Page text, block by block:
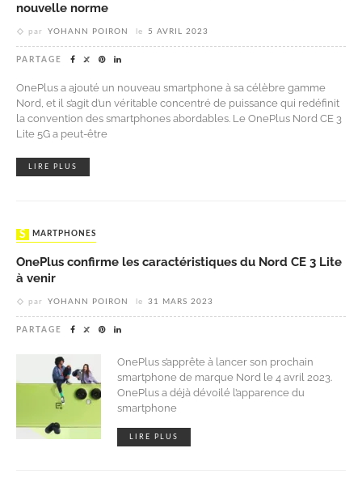
nouvelle norme
par YOHANN POIRON le 5 AVRIL 2023
PARTAGE
OnePlus a ajouté un nouveau smartphone à sa célèbre gamme
Nord, et il s’agit d’un véritable concentré de puissance qui redéfinit
la convention des smartphones abordables. Le OnePlus Nord CE 3
Lite 5G a peut-être
LIRE PLUS
SMARTPHONES
OnePlus confirme les caractéristiques du Nord CE 3 Lite
à venir
par YOHANN POIRON le 31 MARS 2023
PARTAGE
OnePlus s’apprête à lancer son prochain
smartphone de marque Nord le 4 avril 2023.
OnePlus a déjà dévoilé l’apparence du
smartphone
LIRE PLUS